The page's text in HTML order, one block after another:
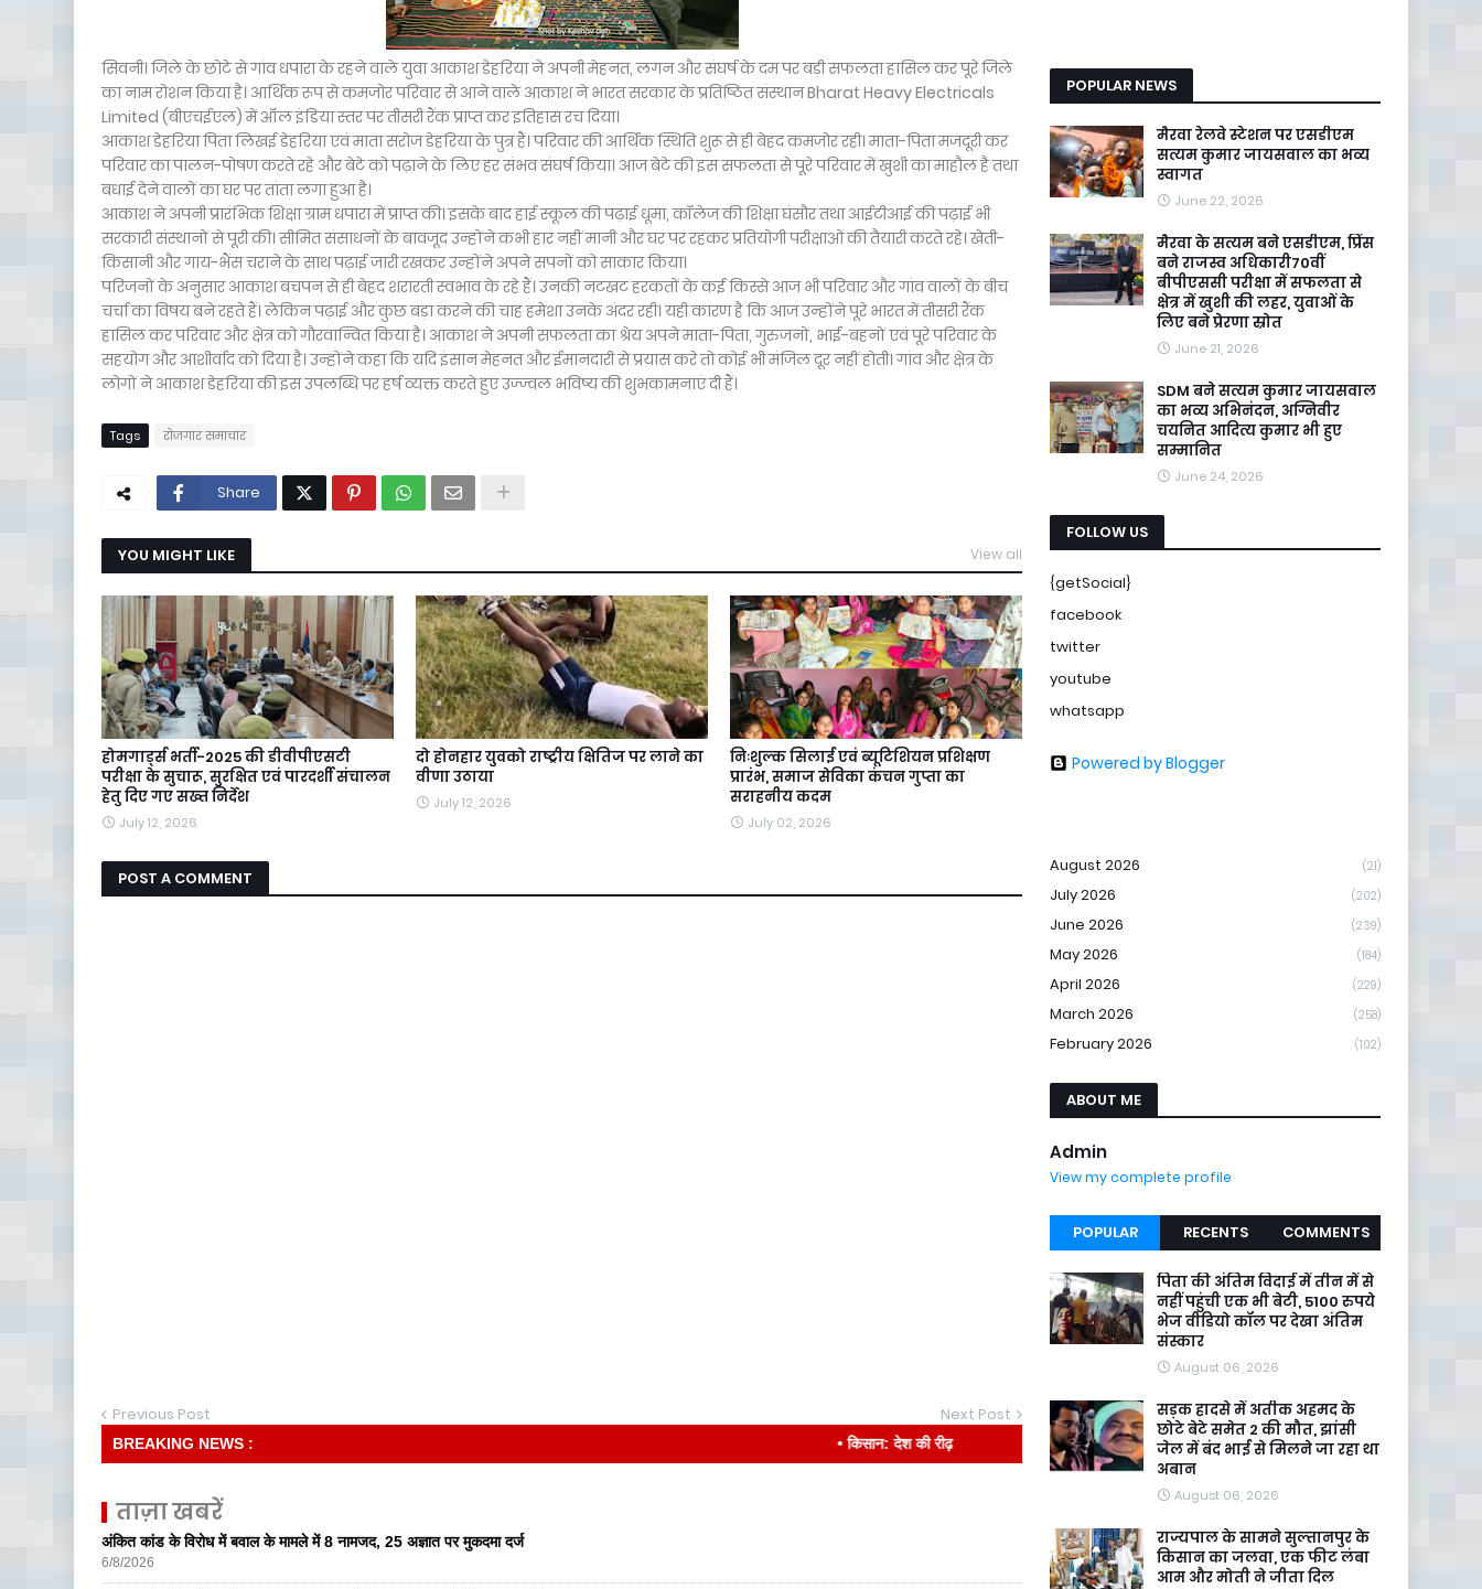
सिवनी। जिले के छोटे से गांव धपारा के रहने वाले युवा आकाश डेहरिया ने अपनी मेहनत, लगन और संघर्ष के दम पर बड़ी सफलता हासिल कर पूरे जिले
का नाम रोशन किया है। आर्थिक रूप से कमजोर परिवार से आने वाले आकाश ने भारत सरकार के प्रतिष्ठित संस्थान Bharat Heavy Electricals
Limited (बीएचईएल) में ऑल इंडिया स्तर पर तीसरी रैंक प्राप्त कर इतिहास रच दिया।
आकाश डेहरिया पिता लिखई डेहरिया एवं माता सरोज डेहरिया के पुत्र हैं। परिवार की आर्थिक स्थिति शुरू से ही बेहद कमजोर रही। माता-पिता मजदूरी कर
परिवार का पालन-पोषण करते रहे और बेटे को पढ़ाने के लिए हर संभव संघर्ष किया। आज बेटे की इस सफलता से पूरे परिवार में खुशी का माहौल है तथा
बधाई देने वालों का घर पर तांता लगा हुआ है।
आकाश ने अपनी प्रारंभिक शिक्षा ग्राम धपारा में प्राप्त की। इसके बाद हाई स्कूल की पढ़ाई धूमा, कॉलेज की शिक्षा घंसौर तथा आईटीआई की पढ़ाई भी
सरकारी संस्थानों से पूरी की। सीमित संसाधनों के बावजूद उन्होंने कभी हार नहीं मानी और घर पर रहकर प्रतियोगी परीक्षाओं की तैयारी करते रहे। खेती-
किसानी और गाय-भैंस चराने के साथ पढ़ाई जारी रखकर उन्होंने अपने सपनों को साकार किया।
परिजनों के अनुसार आकाश बचपन से ही बेहद शरारती स्वभाव के रहे हैं। उनकी नटखट हरकतों के कई किस्से आज भी परिवार और गांव वालों के बीच
चर्चा का विषय बने रहते हैं। लेकिन पढ़ाई और कुछ बड़ा करने की चाह हमेशा उनके अंदर रही। यही कारण है कि आज उन्होंने पूरे भारत में तीसरी रैंक
हासिल कर परिवार और क्षेत्र को गौरवान्वित किया है। आकाश ने अपनी सफलता का श्रेय अपने माता-पिता, गुरुजनों, भाई-बहनों एवं पूरे परिवार के
सहयोग और आशीर्वाद को दिया है। उन्होंने कहा कि यदि इंसान मेहनत और ईमानदारी से प्रयास करे तो कोई भी मंजिल दूर नहीं होती। गांव और क्षेत्र के
लोगों ने आकाश डेहरिया की इस उपलब्धि पर हर्ष व्यक्त करते हुए उज्ज्वल भविष्य की शुभकामनाएं दी हैं।
Tags रोजगार समाचार
Share
YOU MIGHT LIKE View all
होमगार्ड्स भर्ती-2025 की डीवीपीएसटी
परीक्षा के सुचारू, सुरक्षित एवं पारदर्शी संचालन
हेतु दिए गए सख्त निर्देश
July 12, 2026
दो होनहार युवको राष्ट्रीय क्षितिज पर लाने का
वीणा उठाया
July 12, 2026
निःशुल्क सिलाई एवं ब्यूटिशियन प्रशिक्षण
प्रारंभ, समाज सेविका कंचन गुप्ता का
सराहनीय कदम
July 02, 2026
POST A COMMENT
Previous Post Next Post
BREAKING NEWS : • किसान: देश की रीढ़
ताज़ा खबरें
अंकित कांड के विरोध में बवाल के मामले में 8 नामजद, 25 अज्ञात पर मुकदमा दर्ज
6/8/2026
POPULAR NEWS
मैरवा रेलवे स्टेशन पर एसडीएम
सत्यम कुमार जायसवाल का भव्य
स्वागत
June 22, 2026
मैरवा के सत्यम बने एसडीएम, प्रिंस
बने राजस्व अधिकारी70वीं
बीपीएससी परीक्षा में सफलता से
क्षेत्र में खुशी की लहर, युवाओं के
लिए बने प्रेरणा स्रोत
June 21, 2026
SDM बने सत्यम कुमार जायसवाल
का भव्य अभिनंदन, अग्निवीर
चयनित आदित्य कुमार भी हुए
सम्मानित
June 24, 2026
FOLLOW US
{getSocial}
facebook
twitter
youtube
whatsapp
Powered by Blogger
August 2026 (21)
July 2026 (202)
June 2026 (239)
May 2026 (184)
April 2026 (229)
March 2026 (258)
February 2026 (102)
ABOUT ME
Admin
View my complete profile
POPULAR RECENTS COMMENTS
पिता की अंतिम विदाई में तीन में से
नहीं पहुंची एक भी बेटी, 5100 रुपये
भेज वीडियो कॉल पर देखा अंतिम
संस्कार
August 06, 2026
सड़क हादसे में अतीक अहमद के
छोटे बेटे समेत 2 की मौत, झांसी
जेल में बंद भाई से मिलने जा रहा था
अबान
August 06, 2026
राज्यपाल के सामने सुल्तानपुर के
किसान का जलवा, एक फीट लंबा
आम और मोती ने जीता दिल